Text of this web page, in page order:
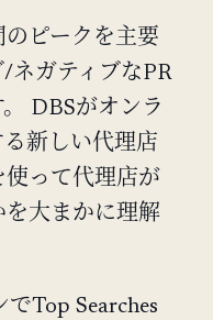
ピークを主要
ネガティブなPR
DBSがオンラ
新しい代理店
って代理店が
を大まかに理解
Top Searches